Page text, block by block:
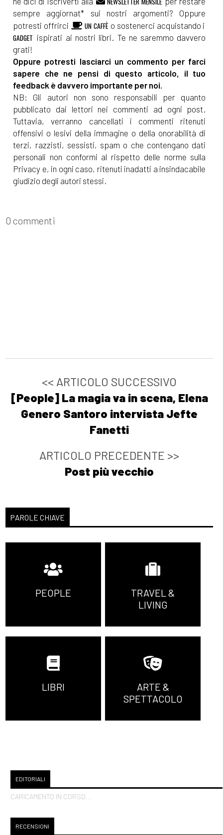
sempre aggiornat* sui nostri argomenti? Oppure
potresti offrirci
UN CAFFÈ o sostenerci acquistando i
GADGET ispirati ai nostri libri. Te ne saremmo davvero
grati!
Oppure potresti lasciarci un commento per farci
sapere che ne pensi di questo articolo, il tuo
feedback è davvero importante per noi.
NB: Gli autori non sono responsabili per quanto
pubblicato dai lettori nei commenti ad ogni post.
Tuttavia, verranno cancellati i commenti ritenuti
offensivi o lesivi della immagine o della onorabilità di
terzi, razzisti, sessisti, spam o che contengano dati
personali non conformi al rispetto delle norme sulla
Privacy e, in ogni caso, ritenuti inadatti a insindacabile
giudizio degli autori stessi.
0 commenti
<< ARTICOLO SUCCESSIVO
[People] La magia va in scena, Elena
Genero Santoro intervista Jefte
Fanetti
ARTICOLO PRECEDENTE >>
Post più vecchio
PAROLE CHIAVE
PEOPLE
TRAVEL &
LIVING
LIBRI
ARTE &
SPETTACOLO
EDITORIALI
CARICAMENTO IN CORSO...
RECENSIONI